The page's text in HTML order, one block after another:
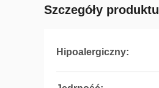
Szczegóły produktu
Hipoalergiczny: